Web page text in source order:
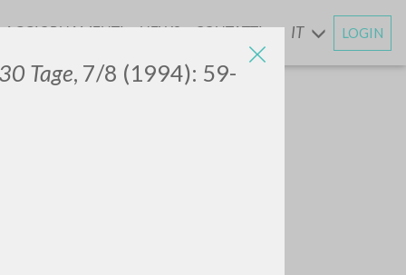
30 Tage, 7/8 (1994): 59-
AGGIORNAMENTIENEWS CONTATTI IT LOGIN